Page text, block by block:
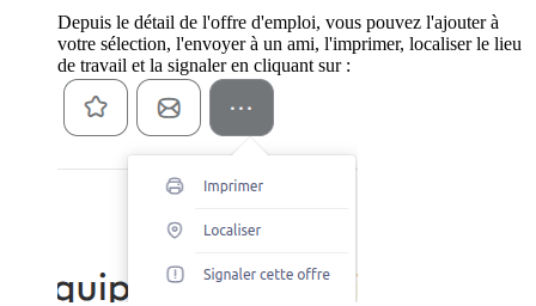
Depuis le détail de l'offre d'emploi, vous pouvez l'ajouter à
votre sélection, l'envoyer à un ami, l'imprimer, localiser le lieu
de travail et la signaler en cliquant sur :